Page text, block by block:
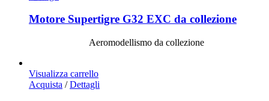
Motore Supertigre G32 EXC da collezione
Aeromodellismo da collezione
Visualizza carrello
Acquista / Dettagli